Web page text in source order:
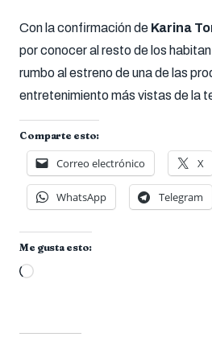
Con la confirmación de Karina
por conocer al resto de los
rumbo al estreno de una de las
entretenimiento más vistas de la
Comparte esto:
Correo electrónico X
WhatsApp Telegram
Me gusta esto:
Cargando...